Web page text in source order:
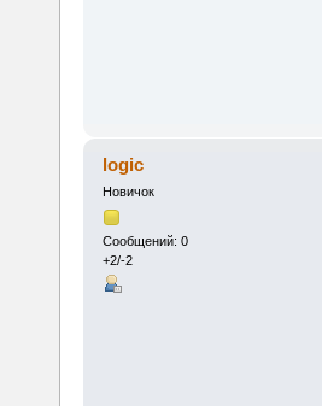
logic
Новичок
Сообщений: 0
+2/-2